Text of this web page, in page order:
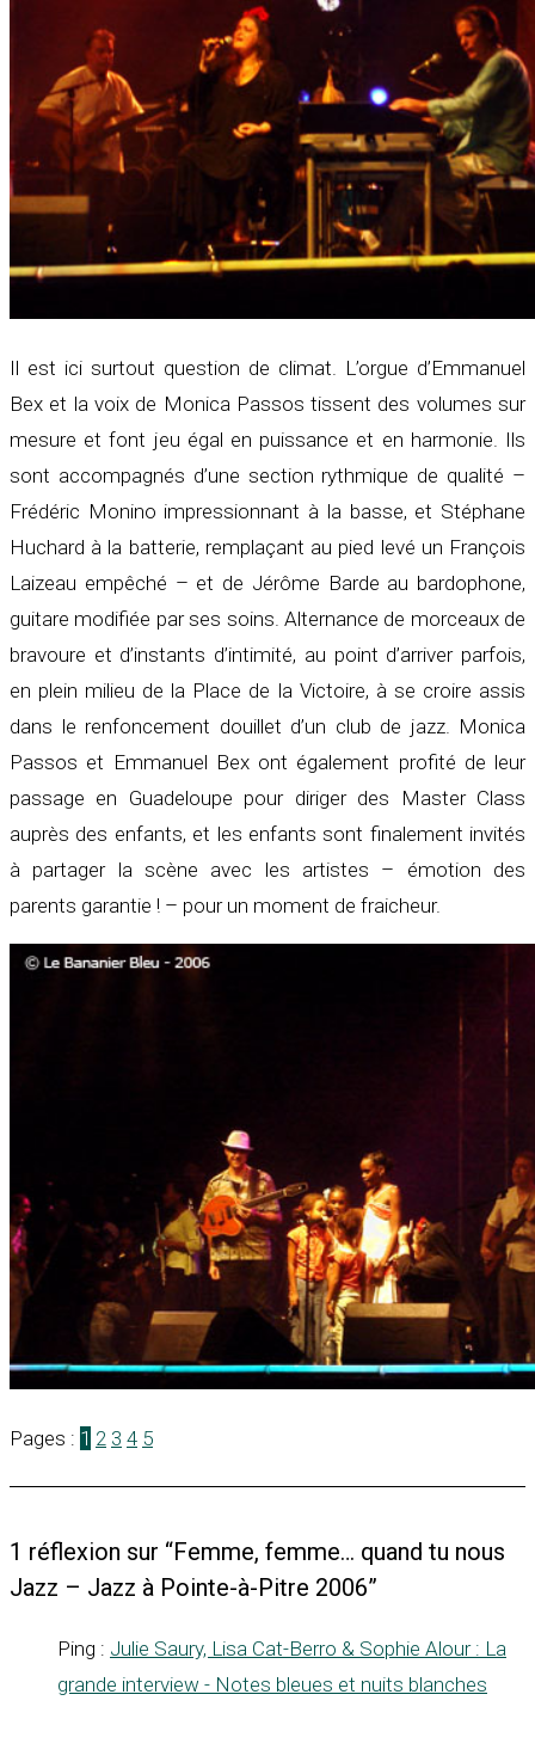
Il est ici surtout question de climat. L’orgue d’Emmanuel
Bex et la voix de Monica Passos tissent des volumes sur
mesure et font jeu égal en puissance et en harmonie. Ils
sont accompagnés d’une section rythmique de qualité –
Frédéric Monino impressionnant à la basse, et Stéphane
Huchard à la batterie, remplaçant au pied levé un François
Laizeau empêché – et de Jérôme Barde au bardophone,
guitare modifiée par ses soins. Alternance de morceaux de
bravoure et d’instants d’intimité, au point d’arriver parfois,
en plein milieu de la Place de la Victoire, à se croire assis
dans le renfoncement douillet d’un club de jazz. Monica
Passos et Emmanuel Bex ont également profité de leur
passage en Guadeloupe pour diriger des Master Class
auprès des enfants, et les enfants sont finalement invités
à partager la scène avec les artistes – émotion des
parents garantie ! – pour un moment de fraicheur.
Pages : 1 2 3 4 5
1 réflexion sur “Femme, femme… quand tu nous
Jazz – Jazz à Pointe-à-Pitre 2006”
Ping : Julie Saury, Lisa Cat-Berro & Sophie Alour : La
grande interview - Notes bleues et nuits blanches